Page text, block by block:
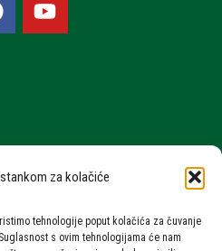
za kolačiće
tehnologije poput kolačića za čuvanje
s ovim tehnologijama će nam